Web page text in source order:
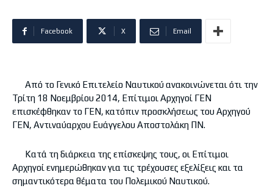
Facebook X Email
Από το Γενικό Επιτελείο Ναυτικού ανακοινώνεται ότι την
Τρίτη 18 Νοεμβρίου 2014, Επίτιμοι Αρχηγοί ΓΕΝ
επισκέφθηκαν το ΓΕΝ, κατόπιν προσκλήσεως του Αρχηγού
ΓΕΝ, Αντιναύαρχου Ευάγγελου Αποστολάκη ΠΝ.
Κατά τη διάρκεια της επίσκεψης τους, οι Επίτιμοι
Αρχηγοί ενημερώθηκαν για τις τρέχουσες εξελίξεις και τα
σημαντικότερα θέματα του Πολεμικού Ναυτικού.